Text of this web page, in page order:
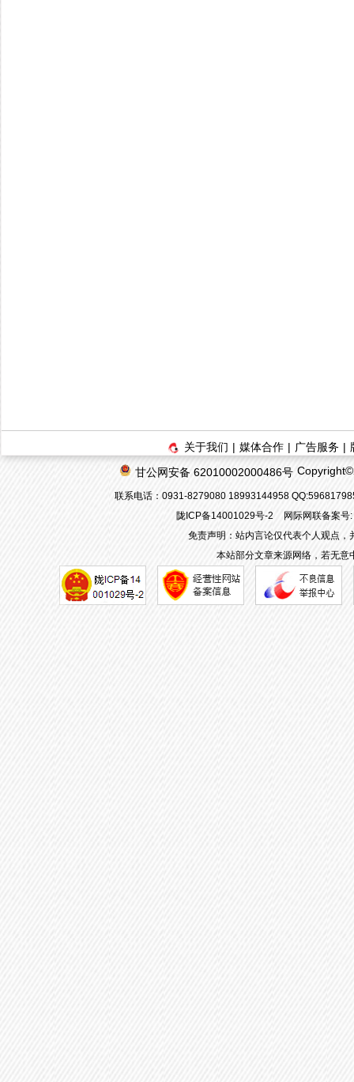
关于我们 | 媒体合作 | 广告服务 |
甘公网安备 62010002000486号
联系电话：0931-8279080 18993144958
陇ICP备14001029号-2
网际网联备案
免责声明：站内言论仅代表个人观点
本站部分文章来源网络，若无意